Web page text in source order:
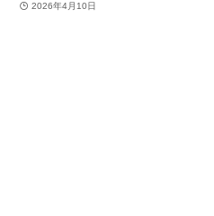
2026年4月10日